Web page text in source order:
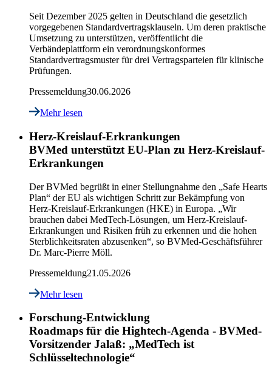
Seit Dezember 2025 gelten in Deutschland die gesetzlich
vorgegebenen Standardvertragsklauseln. Um deren praktische
Umsetzung zu unterstützen, veröffentlicht die
Verbändeplattform ein verordnungskonformes
Standardvertragsmuster für drei Vertragsparteien für klinische
Prüfungen.
Pressemeldung30.06.2026
Mehr lesen
Herz-Kreislauf-Erkrankungen
BVMed unterstützt EU-Plan zu Herz-Kreislauf-
Erkrankungen
Der BVMed begrüßt in einer Stellungnahme den „Safe Hearts
Plan“ der EU als wichtigen Schritt zur Bekämpfung von
Herz-Kreislauf-Erkrankungen (HKE) in Europa. „Wir
brauchen dabei MedTech-Lösungen, um Herz-Kreislauf-
Erkrankungen und Risiken früh zu erkennen und die hohen
Sterblichkeitsraten abzusenken“, so BVMed-Geschäftsführer
Dr. Marc-Pierre Möll.
Pressemeldung21.05.2026
Mehr lesen
Forschung-Entwicklung
Roadmaps für die Hightech-Agenda - BVMed-
Vorsitzender Jalaß: „MedTech ist
Schlüsseltechnologie“